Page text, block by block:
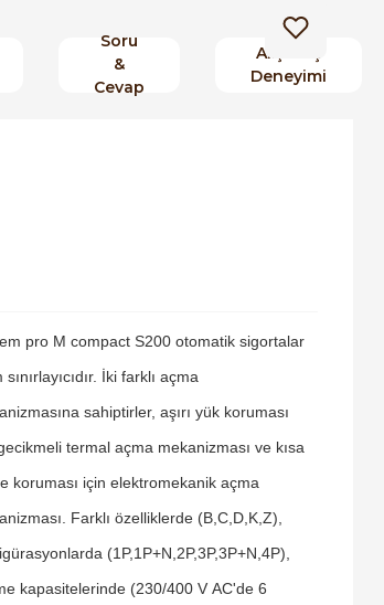
Soru
&
Cevap
Alışveriş
Deneyimi
pro M compact S200 otomatik sigortalar
sınırlayıcıdır. İki farklı açma
sahiptirler, aşırı yük koruması
termal açma mekanizması ve kısa
koruması için elektromekanik açma
Farklı özelliklerde (B,C,D,K,Z),
(1P,1P+N,2P,3P,3P+N,4P),
kapasitelerinde (230/400 V AC'de 6